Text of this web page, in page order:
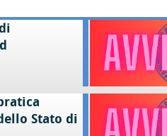
Stato di